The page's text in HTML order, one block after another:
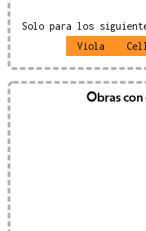
Solo para los
Viola
Obras
del calor(